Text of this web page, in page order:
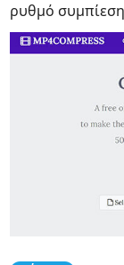
ρυθμό